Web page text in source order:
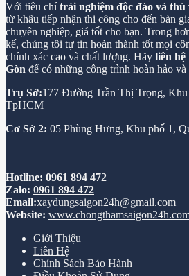
Với tiêu chítrải nghiệm độc đáo và thú
từ khâu tiếp nhận thi công cho đến bàn
chuyên nghiệp, giá tốt cho bạn. Trong
kế, chúng tôi tự tin hoàn thành tốt mọi
chính xác cao và chất lượng. Hãy liên hệ
Gòn để có những công trình hoàn hảo
Trụ Sở:177 Đường Trần Thị Trọng, Khu
TpHCM
Cơ Sở 2: 05 Phùng Hưng, Khu phố 1,
Hotline: 0961 894 472
Zalo: 0961 894 472
Email:xaydungsaigon24h@gmail.com
Website:
Giới Thiệu
Liên Hệ
Chính Sách Bảo Hành